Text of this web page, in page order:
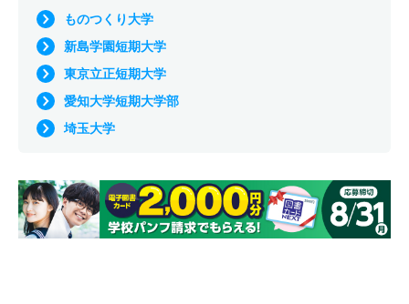
ものつくり大学
新島学園短期大学
東京立正短期大学
愛知大学短期大学部
埼玉大学